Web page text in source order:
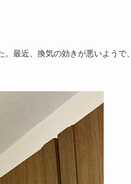
最近、換気の効きが悪いようで、